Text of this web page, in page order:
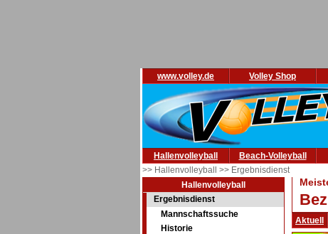
www.volley.de Volley Shop
Hallenvolleyball Beach-Volleyball
>> Hallenvolleyball >> Ergebnisdienst
Hallenvolleyball
Ergebnisdienst
Mannschaftssuche
Historie
Aktuell